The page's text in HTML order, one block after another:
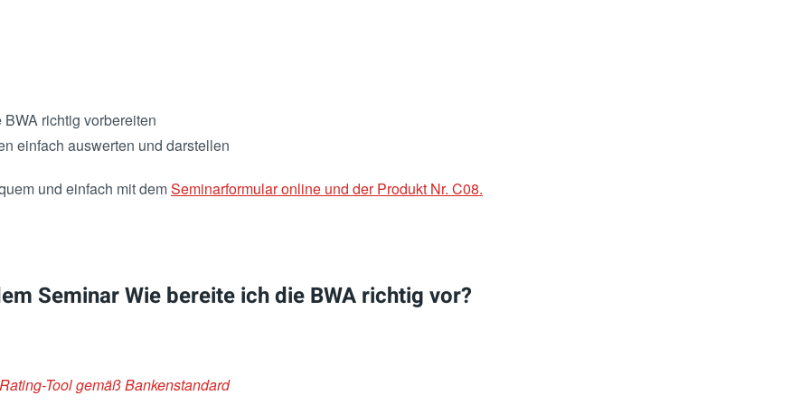
richtig vorbereiten
einfach auswerten und darstellen
und einfach mit demSeminarformular online und der Produkt Nr. C08.
Seminar Wie bereite ich die BWA richtig vor?
Tool gemäß Bankenstandard